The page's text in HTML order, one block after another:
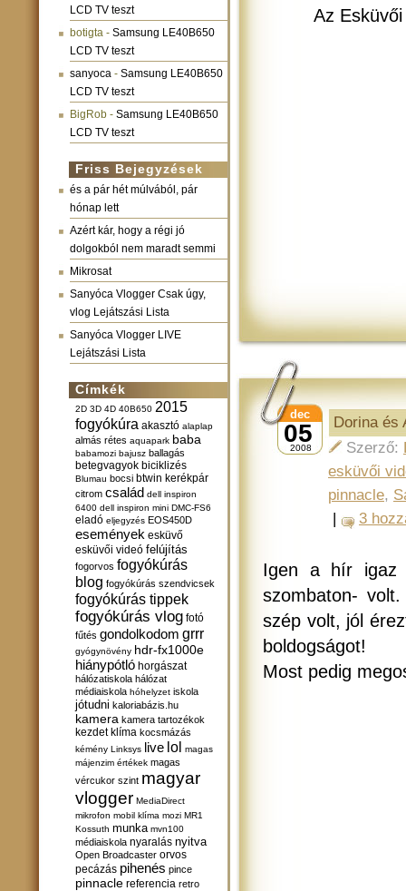
LCD TV teszt
botigta - Samsung LE40B650
LCD TV teszt
sanyoca - Samsung LE40B650
LCD TV teszt
BigRob - Samsung LE40B650
LCD TV teszt
Friss Bejegyzések
és a pár hét múlvából, pár
hónap lett
Azért kár, hogy a régi jó
dolgokból nem maradt semmi
Mikrosat
Sanyóca Vlogger Csak úgy,
vlog Lejátszási Lista
Sanyóca Vlogger LIVE
Lejátszási Lista
Címkék
2D 3D 4D 40B650 2015
fogyókúra akasztó alaplap
almás rétes aquapark baba
babamozi bajusz ballagás
betegvagyok biciklizés
Blumau bocsi btwin kerékpár
citrom család dell inspiron
6400 dell inspiron mini DMC-FS6
eladó eljegyzés EOS450D
események esküvő
esküvői videó felújítás
fogorvos fogyókúrás
blog fogyókúrás szendvicsek
fogyókúrás tippek
fogyókúrás vlog fotó
fűtés gondolkodom grrr
gyógynövény hdr-fx1000e
hiánypótló horgászat
hálózatiskola hálózat
médiaiskola hóhelyzet iskola
jótudni kaloriabázis.hu
kamera kamera tartozékok
kezdet klíma kocsmázás
kémény Linksys live lol magas
májenzim értékek magas
vércukor szint magyar
vlogger MediaDirect
mikrofon mobil klíma mozi MR1
Kossuth munka mvn100
médiaiskola nyaralás nyitva
Open Broadcaster orvos
pecázás pihenés pince
pinnacle referencia retro
Az
05
dec
2008
Dorina és
Szerző:
esküvői
pinnacle,
|
3
Igen a hír igaz
szombaton-
szép volt, jól
boldogságot!
Most pedig